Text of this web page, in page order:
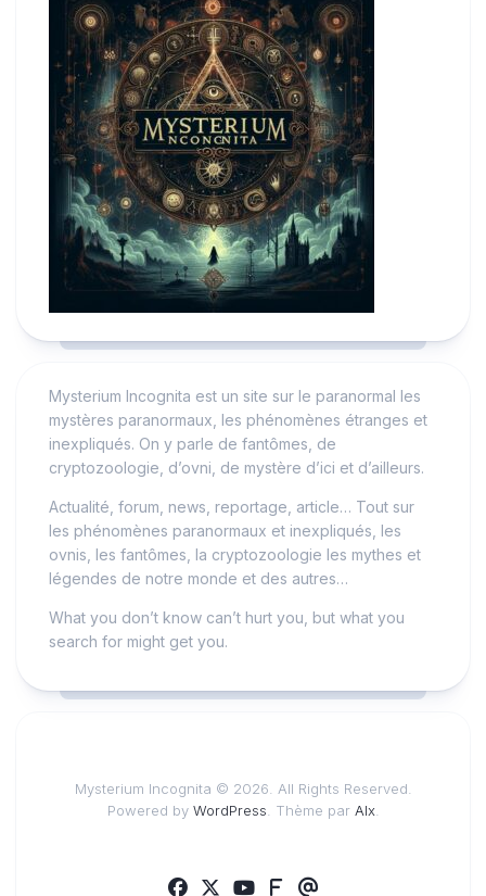
Mysterium Incognita est un site sur le paranormal les
mystères paranormaux, les phénomènes étranges et
inexpliqués. On y parle de fantômes, de
cryptozoologie, d’ovni, de mystère d’ici et d’ailleurs.
Actualité, forum, news, reportage, article… Tout sur
les phénomènes paranormaux et inexpliqués, les
ovnis, les fantômes, la cryptozoologie les mythes et
légendes de notre monde et des autres…
What you don’t know can’t hurt you, but what you
search for might get you.
Mysterium Incognita © 2026. All Rights Reserved.
Powered by WordPress . Thème par Alx